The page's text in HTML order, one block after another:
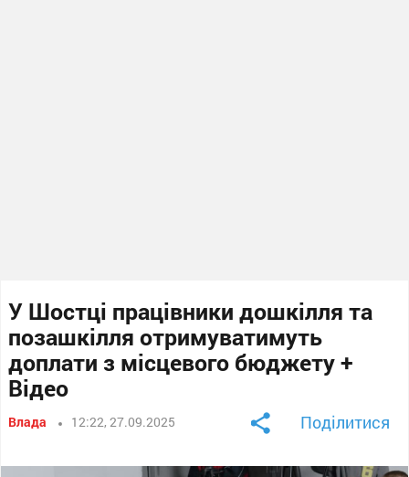
У Шостці працівники дошкілля та
позашкілля отримуватимуть
доплати з місцевого бюджету +
Відео
Влада 12:22, 27.09.2025 Поділитися